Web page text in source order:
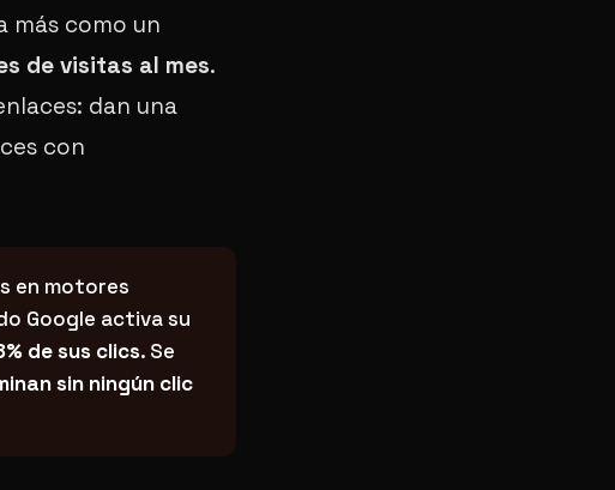
más como un
de visitas al mes.
dan una
con
en motores
Google activa su
de sus clics. Se
sin ningún clic